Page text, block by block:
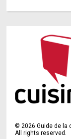
©2026 Guide de la
All rights reserved.